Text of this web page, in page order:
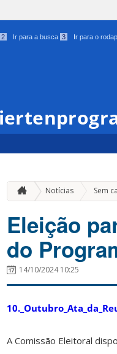
2 Ir para a busca 3 Ir para o
Notícias Sem
Eleição
do
14/10/2024 10:25
A Comissão Eleitoral